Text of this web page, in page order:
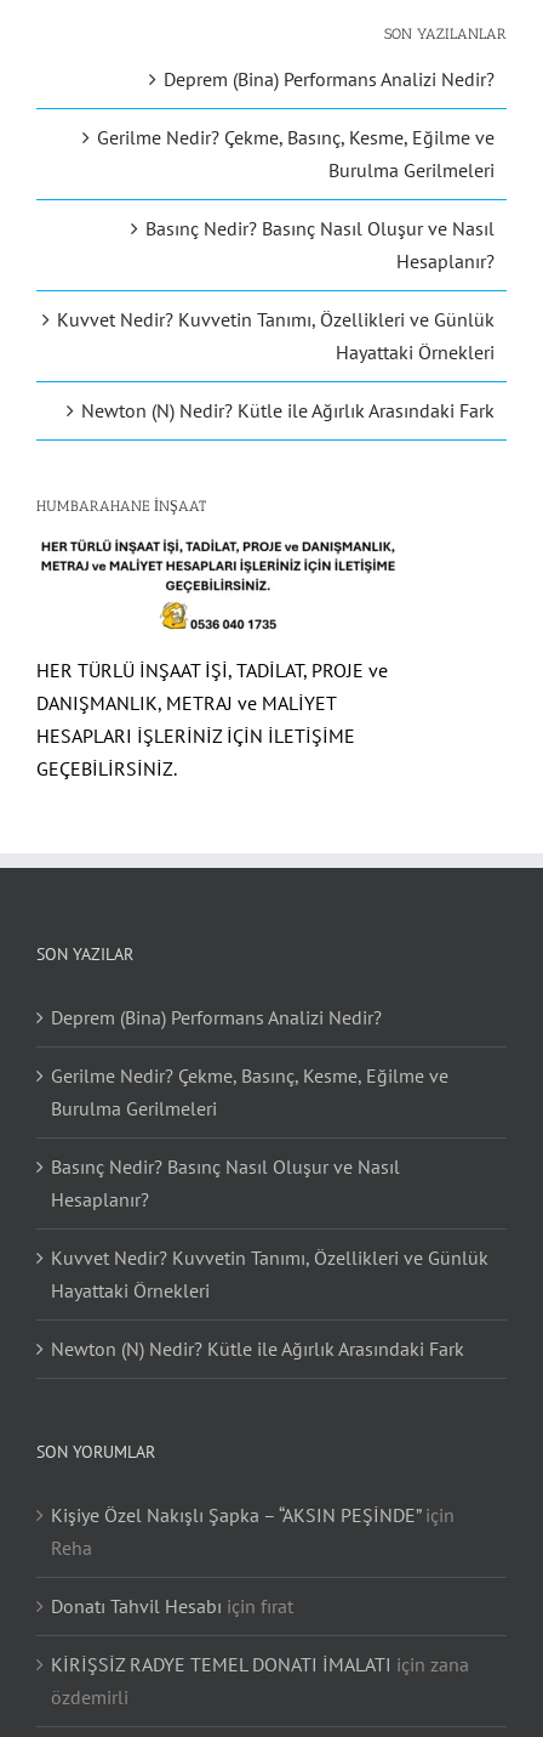
SON YAZILANLAR
Deprem (Bina) Performans Analizi Nedir?
Gerilme Nedir? Çekme, Basınç, Kesme, Eğilme ve
Burulma Gerilmeleri
Basınç Nedir? Basınç Nasıl Oluşur ve Nasıl
Hesaplanır?
Kuvvet Nedir? Kuvvetin Tanımı, Özellikleri ve Günlük
Hayattaki Örnekleri
Newton (N) Nedir? Kütle ile Ağırlık Arasındaki Fark
HUMBARAHANE İNŞAAT
HER TÜRLÜ İNŞAAT İŞİ, TADİLAT, PROJE ve
DANIŞMANLIK, METRAJ ve MALİYET
HESAPLARI İŞLERİNİZ İÇİN İLETİŞİME
GEÇEBİLİRSİNİZ.
SON YAZILAR
Deprem (Bina) Performans Analizi Nedir?
Gerilme Nedir? Çekme, Basınç, Kesme, Eğilme ve
Burulma Gerilmeleri
Basınç Nedir? Basınç Nasıl Oluşur ve Nasıl
Hesaplanır?
Kuvvet Nedir? Kuvvetin Tanımı, Özellikleri ve Günlük
Hayattaki Örnekleri
Newton (N) Nedir? Kütle ile Ağırlık Arasındaki Fark
SON YORUMLAR
Kişiye Özel Nakışlı Şapka – “AKSIN PEŞİNDE”için
Reha
Donatı Tahvil Hesabı için fırat
KİRİŞSİZ RADYE TEMEL DONATI İMALATI için zana
özdemirli